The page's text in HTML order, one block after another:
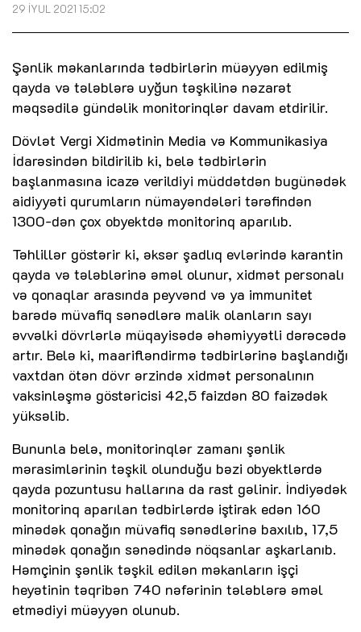
29 İYUL 2021 15:02
Şənlik məkanlarında tədbirlərin müəyyən edilmiş
qayda və tələblərə uyğun təşkilinə nəzarət
məqsədilə gündəlik monitorinqlər davam etdirilir.
Dövlət Vergi Xidmətinin Media və Kommunikasiya
İdarəsindən bildirilib ki, belə tədbirlərin
başlanmasına icazə verildiyi müddətdən bugünədək
aidiyyəti qurumların nümayəndələri tərəfindən
1300-dən çox obyektdə monitorinq aparılıb.
Təhlillər göstərir ki, əksər şadlıq evlərində karantin
qayda və tələblərinə əməl olunur, xidmət personalı
və qonaqlar arasında peyvənd və ya immunitet
barədə müvafiq sənədlərə malik olanların sayı
əvvəlki dövrlərlə müqayisədə əhəmiyyətli dərəcədə
artır. Belə ki, maarifləndirmə tədbirlərinə başlandığı
vaxtdan ötən dövr ərzində xidmət personalının
vaksinləşmə göstəricisi 42,5 faizdən 80 faizədək
yüksəlib.
Bununla belə, monitorinqlər zamanı şənlik
mərasimlərinin təşkil olunduğu bəzi obyektlərdə
qayda pozuntusu hallarına da rast gəlinir. İndiyədək
monitorinq aparılan tədbirlərdə iştirak edən 160
minədək qonağın müvafiq sənədlərinə baxılıb, 17,5
minədək qonağın sənədində nöqsanlar aşkarlanıb.
Həmçinin şənlik təşkil edilən məkanların işçi
heyətinin təqribən 740 nəfərinin tələblərə əməl
etmədiyi müəyyən olunub.